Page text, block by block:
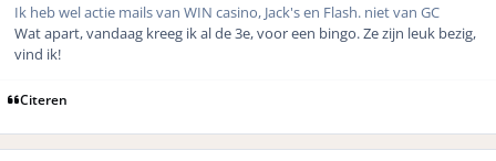
Ik heb wel actie mails van WIN casino, Jack's en Flash. niet van GC
Wat apart, vandaag kreeg ik al de 3e, voor een bingo. Ze zijn leuk bezig,
vind ik!
Citeren